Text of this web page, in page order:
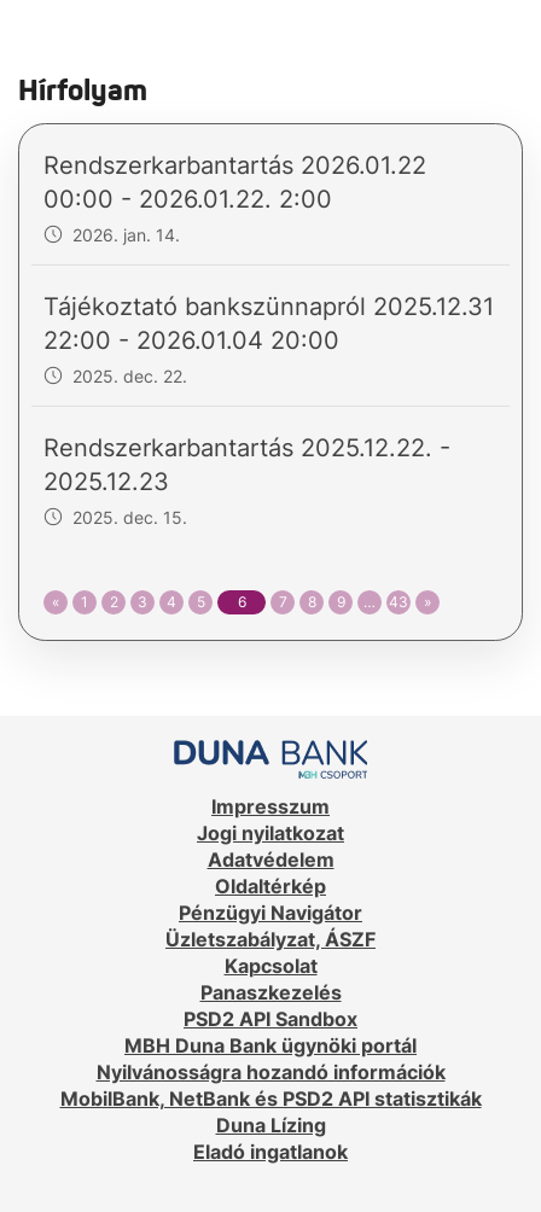
Hírfolyam
Rendszerkarbantartás 2026.01.22
00:00 - 2026.01.22. 2:00
2026. jan. 14.
Tájékoztató bankszünnapról 2025.12.31
22:00 - 2026.01.04 20:00
2025. dec. 22.
Rendszerkarbantartás 2025.12.22. -
2025.12.23
2025. dec. 15.
« 1 2 3 4 5 6 7 8 9 … 43 »
Impresszum
Jogi nyilatkozat
Adatvédelem
Oldaltérkép
Pénzügyi Navigátor
Üzletszabályzat, ÁSZF
Kapcsolat
Panaszkezelés
PSD2 API Sandbox
MBH Duna Bank ügynöki portál
Nyilvánosságra hozandó információk
MobilBank, NetBank és PSD2 API statisztikák
Duna Lízing
Eladó ingatlanok